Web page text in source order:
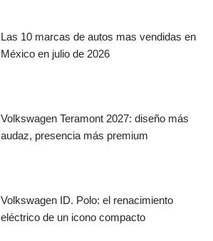
Las 10 marcas de autos mas vendidas en
México en julio de 2026
Volkswagen Teramont 2027: diseño más
audaz, presencia más premium
Volkswagen ID. Polo: el renacimiento
eléctrico de un icono compacto